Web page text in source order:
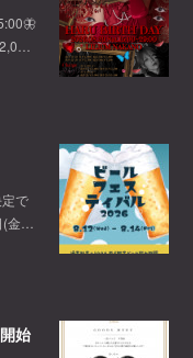
で
金…
始